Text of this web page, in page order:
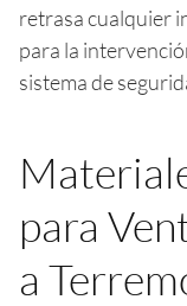
retrasa cualquier
para la
sistema de
para
a